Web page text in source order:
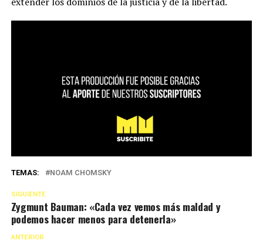
TEMAS: NOAM CHOMSKY
SIGUIENTE
Zygmunt Bauman: «Cada vez vemos más maldad y
podemos hacer menos para detenerla»
ANTERIOR